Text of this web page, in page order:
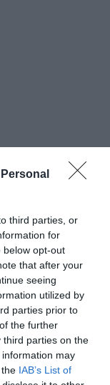
third parties, or
for
below opt-out
that after your
seeing
utilized by
parties prior to
the further
third parties on the
information may
IAB’s List of